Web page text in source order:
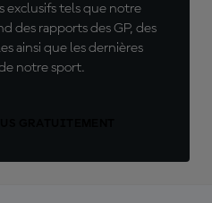
exclusifs tels que notre
des rapports des GP, des
ainsi que les dernières
notre sport.